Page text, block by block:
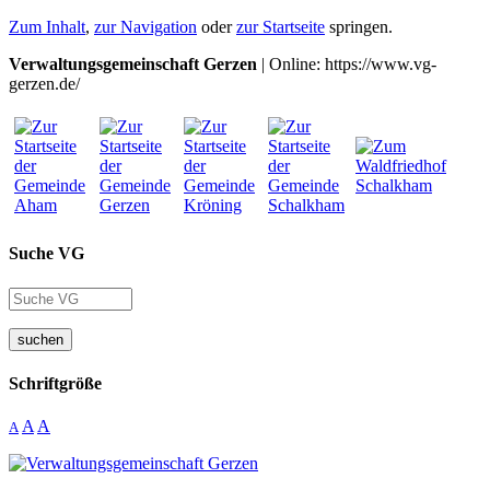
Zum Inhalt, zur Navigation oderzur Startseite springen.
Verwaltungsgemeinschaft Gerzen | Online: https://www.vg-
gerzen.de/
Suche VG
suchen
Schriftgröße
A A A